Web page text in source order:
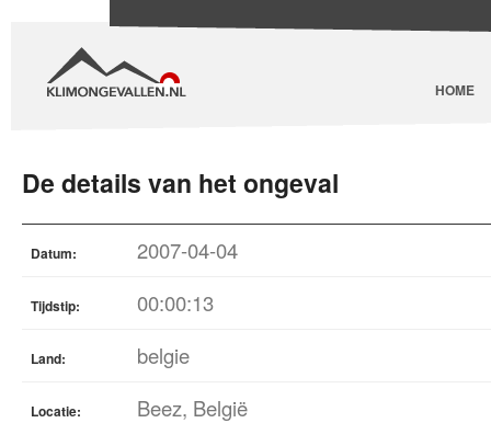
HOME
De details van het ongeval
Datum: 2007-04-04
Tijdstip: 00:00:13
Land: belgie
Locatie: Beez, België